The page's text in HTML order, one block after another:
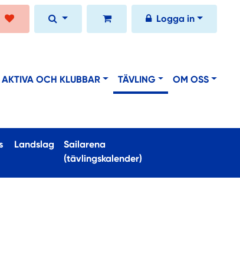
Logga in
AKTIVA OCH KLUBBAR TÄVLING OM OSS
Landslag
Sailarena
(tävlingskalender)